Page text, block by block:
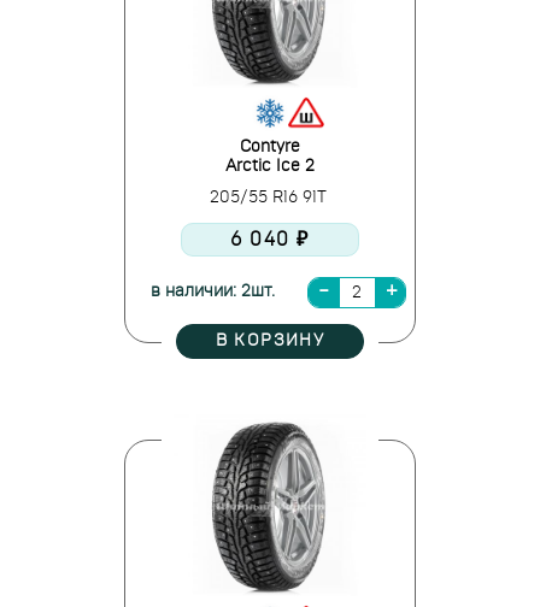
Contyre
Arctic Ice 2
205/55 R16 91T
6 040 ₽
в наличии: 2шт.
В КОРЗИНУ